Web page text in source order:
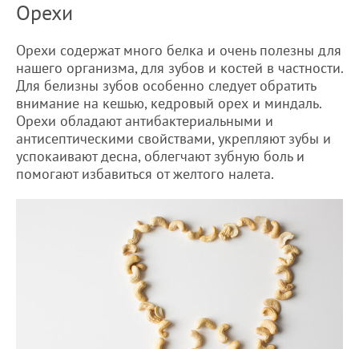
Орехи
Орехи содержат много белка и очень полезны для
нашего организма, для зубов и костей в частности.
Для белизны зубов особенно следует обратить
внимание на кешью, кедровый орех и миндаль.
Орехи обладают антибактериальными и
антисептическими свойствами, укрепляют зубы и
успокаивают десна, облегчают зубную боль и
помогают избавиться от желтого налета.